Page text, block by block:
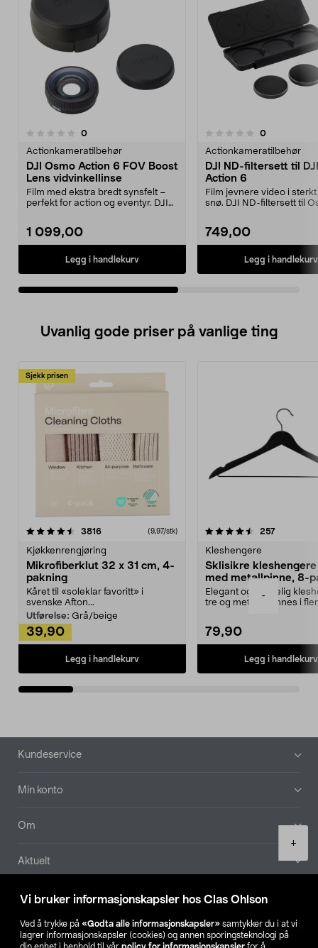
Vi bruker informasjonskapsler hos Clas Ohlson
Ved å trykke på «Godta alle informasjonskapsler» samtykker du i at vi
lagrer informasjonskapsler (cookies) og annen sporingsteknologi på
-
+
0anmeldelser
Actionkameratilbehør
DJI Osmo Action 6 FOV Boost
Lens vidvinkellinse
Film med ekstra bredt synsfelt –
perfekt for action og eventyr. DJI
1 099,00
Legg i handlekurv
0.0 av 5 stjerner 0anmeldelser
Actionkameratilbehør
DJI ND-filtersett til
Action 6
Film jevnere video i
snø. DJI ND-filtersett til
749,00
Legg i handlekurv
0.0 av 5 stjerner
Uvanlig gode priser på vanlige ting
Sjekk prisen
3816anmeldelser(9,97/stk)
Kjøkkenrengjøring
Mikrofiberklut 32 x 31 cm, 4-
pakning
Kåret til «soleklar favoritt» i
svenske Afton...
Utførelse: Grå/beige
39,90
Legg i handlekurv
4.5av 5 stjerner 257
Kleshengere
Sklisikre
med metallpinne, 8-
Elegant og skikkelig
tre og metall – finnes i
79,90
Legg i handlekurv
4.5av 5 stjerner
Bunntekst
Kundeservice
Min konto
Om
Aktuelt
Våre selskaper
Finn din butikk